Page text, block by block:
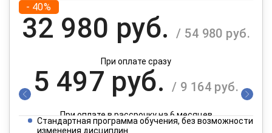
- 40%
32 980 руб. / 54 980 руб.
При оплате сразу
5 497 руб. / 9 164 руб.
При оплате в рассрочку на 6 месяцев
Стандартная программа обучения, без возможности
изменения дисциплин